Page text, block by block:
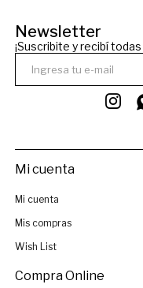
Newsletter
¡Suscribite y recibí

Mi cuenta
Mi cuenta
Mis compras
Wish List
Compra Online